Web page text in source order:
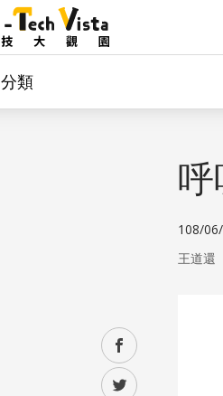
分類
facebook
twitter
呼
108/
王道還